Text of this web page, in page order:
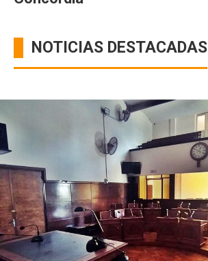
NOTICIAS DESTACADAS